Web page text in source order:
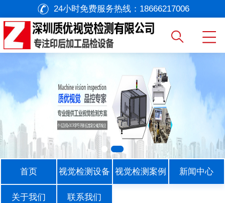
24小时免费服务热线： 18666217006
首页 视觉检测设备 视觉检测案例 新闻中心
关于我们 联系我们